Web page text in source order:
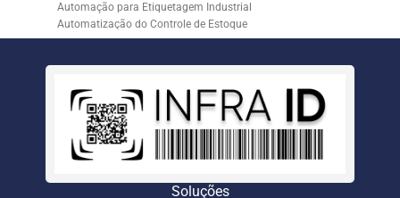
Automação para Etiquetagem Industrial
Automatização do Controle de Estoque
Controle de Estoque com RFID
Empresa de Automação para Processos Logísticos
Empresa de Rastreabilidade Industrial
Empresa de Soluções para Etiquetagem
Empresa Especializada em Inventário de Estoque
Etiqueta RFID para Controle de Estoque
Inventário de Estoque Automatizado
Soluções